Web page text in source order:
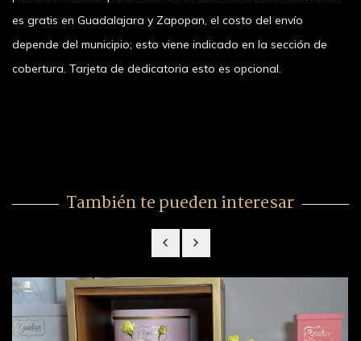
es gratis en Guadalajara y Zapopan, el costo del envío
depende del municipio; esto viene indicado en la sección de
cobertura. Tarjeta de dedicatoria esto es opcional.
También te pueden interesar